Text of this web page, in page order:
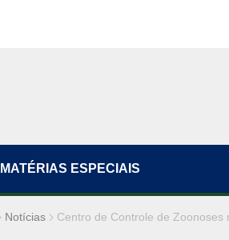
MATÉRIAS ESPECIAIS
Notícias Centro de Controle de